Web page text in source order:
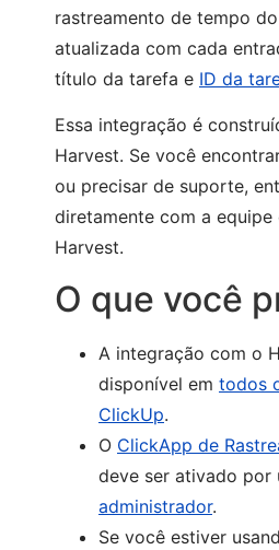
rastreamento de tempo
atualizada com cada
título da tarefa e ID da
Essa integração é
Harvest. Se você
ou precisar de suporte,
diretamente com a
Harvest.
O que você
A integração com o
disponível em todos
ClickUp.
O ClickApp de
deve ser ativado por
administrador.
Se você estiver